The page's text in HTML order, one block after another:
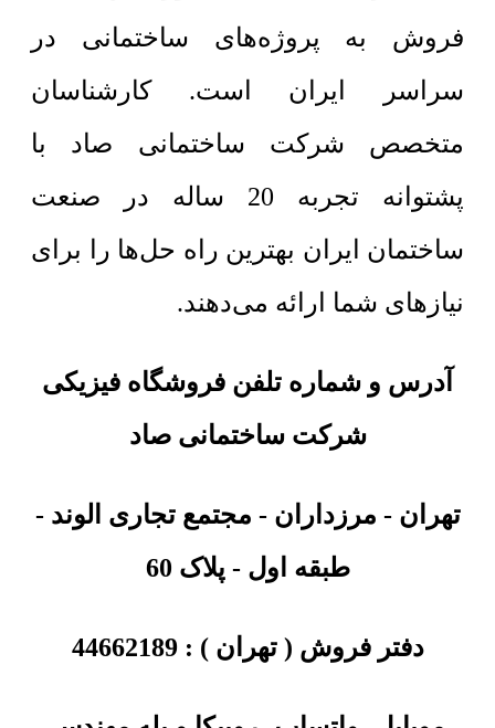
فروش به پروژه‌های ساختمانی در
سراسر ایران است. کارشناسان
متخصص شرکت ساختمانی صاد با
پشتوانه تجربه 20 ساله در صنعت
ساختمان ایران بهترین راه حل‌ها را برای
نیازهای شما ارائه می‌دهند.
آدرس و شماره تلفن فروشگاه فیزیکی
شرکت ساختمانی صاد
تهران - مرزداران - مجتمع تجاری الوند -
طبقه اول - پلاک 60
دفتر فروش ( تهران ) :44662189